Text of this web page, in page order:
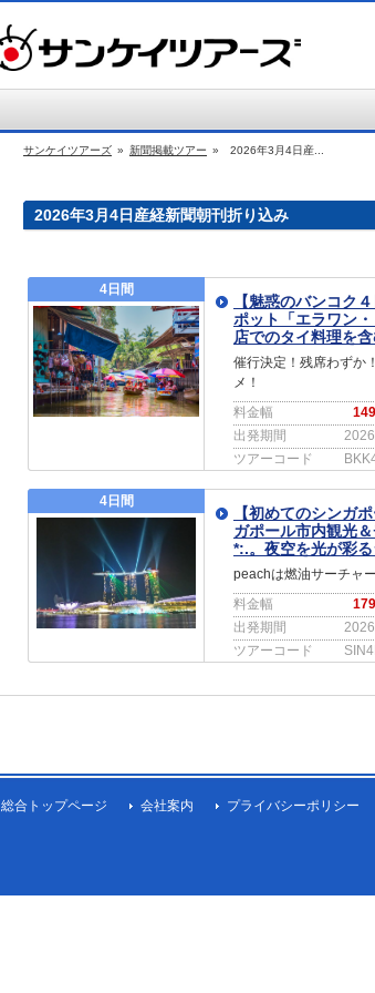
サンケイツアーズ » 新聞掲載ツアー » 2026年3月4日産...
2026年3月4日産経新聞朝刊折り込み
4日間
【魅惑のバンコク
ポット「エラワン
店でのタイ料理を
催行決定！残席わずか
メ！
料金幅
出発期間
ツアーコード
4日間
【初めてのシンガ
ガポール市内観光
*:.。夜空を光が彩
peachは燃油サーチャ
料金幅
出発期間
ツアーコード
総合トップページ 会社案内 プライバシーポリシー